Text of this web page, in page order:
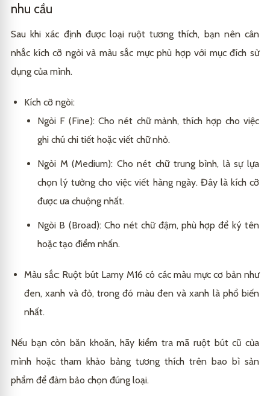
nhu cầu
Sau khi xác định được loại ruột tương thích, bạn nên cân
nhắc kích cỡ ngòi và màu sắc mực phù hợp với mục đích sử
dụng của mình.
Kích cỡ ngòi:
Ngòi F (Fine): Cho nét chữ mảnh, thích hợp cho việc
ghi chú chi tiết hoặc viết chữ nhỏ.
Ngòi M (Medium): Cho nét chữ trung bình, là sự lựa
chọn lý tưởng cho việc viết hàng ngày. Đây là kích cỡ
được ưa chuộng nhất.
Ngòi B (Broad): Cho nét chữ đậm, phù hợp để ký tên
hoặc tạo điểm nhấn.
Màu sắc: Ruột bút Lamy M16 có các màu mực cơ bản như
đen, xanh và đỏ, trong đó màu đen và xanh là phổ biến
nhất.
Nếu bạn còn băn khoăn, hãy kiểm tra mã ruột bút cũ của
mình hoặc tham khảo bảng tương thích trên bao bì sản
phẩm để đảm bảo chọn đúng loại.